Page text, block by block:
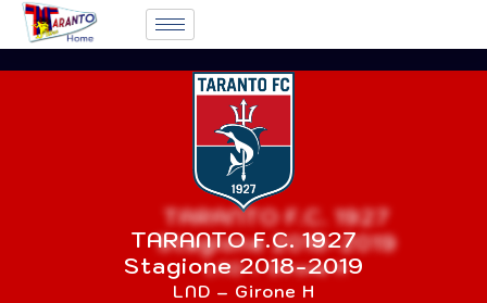
TARANTO F.C. 1927
Stagione 2018-2019
LND – Girone H